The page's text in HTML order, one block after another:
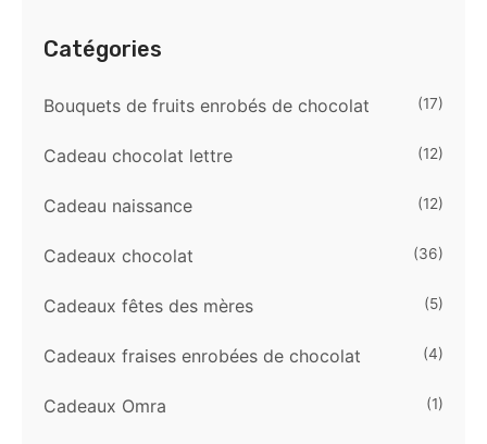
Catégories
Bouquets de fruits enrobés de chocolat (17)
Cadeau chocolat lettre (12)
Cadeau naissance (12)
Cadeaux chocolat (36)
Cadeaux fêtes des mères (5)
Cadeaux fraises enrobées de chocolat (4)
Cadeaux Omra (1)